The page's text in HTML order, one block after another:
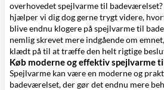
overhovedet spejlvarme til badeværelset?
hjælper vi dig dog gerne trygt videre,
blive endnu klogere på spejlvarme til
nemlig skrevet mere indgående om
klædt på til at træffe den helt rigtige
Køb moderne og effektiv spejlvarme
Spejlvarme kan være en moderne og
badeværelset, der gør det endnu mere